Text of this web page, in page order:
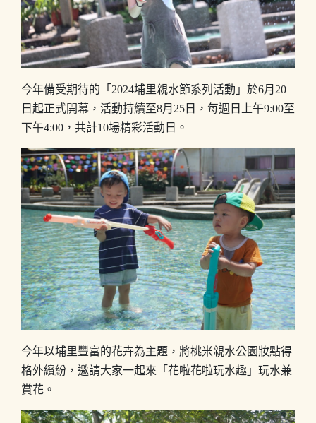
今年備受期待的「2024埔里親水節系列活動」於6月20
日起正式開幕，活動持續至8月25日，每週日上午9:00至
下午4:00，共計10場精彩活動日。
今年以埔里豐富的花卉為主題，將桃米親水公園妝點得
格外繽紛，邀請大家一起來「花啦花啦玩水趣」玩水兼
賞花。